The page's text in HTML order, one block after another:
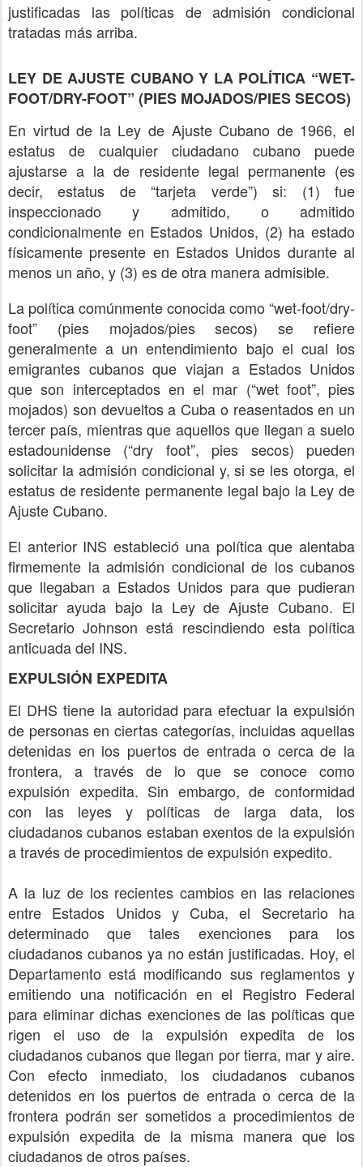
justificadas las políticas de admisión condicional
tratadas más arriba.
LEY DE AJUSTE CUBANO Y LA POLÍTICA “WET-
FOOT/DRY-FOOT” (PIES MOJADOS/PIES SECOS)
En virtud de la Ley de Ajuste Cubano de 1966, el
estatus de cualquier ciudadano cubano puede
ajustarse a la de residente legal permanente (es
decir, estatus de “tarjeta verde”) si: (1) fue
inspeccionado y admitido, o admitido
condicionalmente en Estados Unidos, (2) ha estado
físicamente presente en Estados Unidos durante al
menos un año, y (3) es de otra manera admisible.
La política comúnmente conocida como “wet-foot/dry-
foot” (pies mojados/pies secos) se refiere
generalmente a un entendimiento bajo el cual los
emigrantes cubanos que viajan a Estados Unidos
que son interceptados en el mar (“wet foot”, pies
mojados) son devueltos a Cuba o reasentados en un
tercer país, mientras que aquellos que llegan a suelo
estadounidense (“dry foot”, pies secos) pueden
solicitar la admisión condicional y, si se les otorga, el
estatus de residente permanente legal bajo la Ley de
Ajuste Cubano.
El anterior INS estableció una política que alentaba
firmemente la admisión condicional de los cubanos
que llegaban a Estados Unidos para que pudieran
solicitar ayuda bajo la Ley de Ajuste Cubano. El
Secretario Johnson está rescindiendo esta política
anticuada del INS.
EXPULSIÓN EXPEDITA
El DHS tiene la autoridad para efectuar la expulsión
de personas en ciertas categorías, incluidas aquellas
detenidas en los puertos de entrada o cerca de la
frontera, a través de lo que se conoce como
expulsión expedita. Sin embargo, de conformidad
con las leyes y políticas de larga data, los
ciudadanos cubanos estaban exentos de la expulsión
a través de procedimientos de expulsión expedito.
A la luz de los recientes cambios en las relaciones
entre Estados Unidos y Cuba, el Secretario ha
determinado que tales exenciones para los
ciudadanos cubanos ya no están justificadas. Hoy, el
Departamento está modificando sus reglamentos y
emitiendo una notificación en el Registro Federal
para eliminar dichas exenciones de las políticas que
rigen el uso de la expulsión expedita de los
ciudadanos cubanos que llegan por tierra, mar y aire.
Con efecto inmediato, los ciudadanos cubanos
detenidos en los puertos de entrada o cerca de la
frontera podrán ser sometidos a procedimientos de
expulsión expedita de la misma manera que los
ciudadanos de otros países.